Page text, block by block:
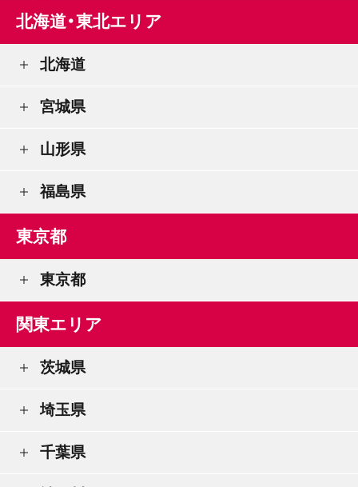
北海道・東北エリア
北海道
宮城県
山形県
福島県
東京都
東京都
関東エリア
茨城県
埼玉県
千葉県